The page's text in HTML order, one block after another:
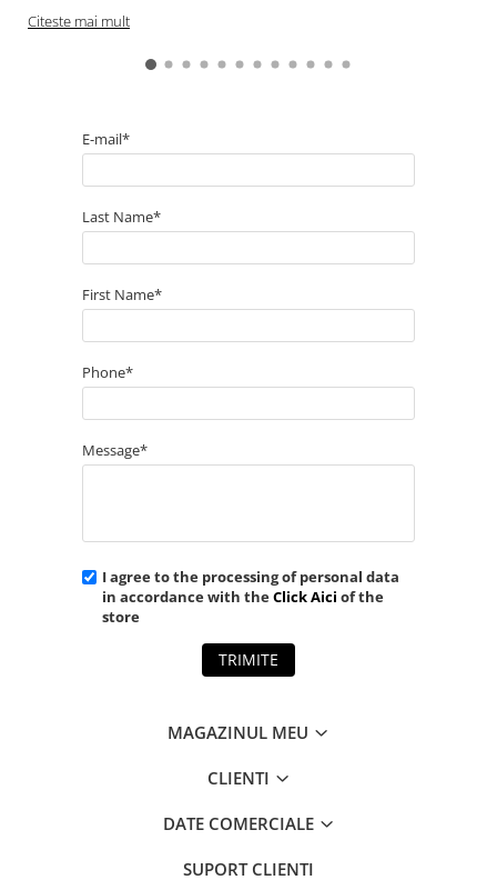
Citeste mai mult
E-mail*
Last Name*
First Name*
Phone*
Message*
I agree to the processing of personal data
in accordance with theClick Aici of the
store
TRIMITE
MAGAZINUL MEU
CLIENTI
DATE COMERCIALE
SUPORT CLIENTI